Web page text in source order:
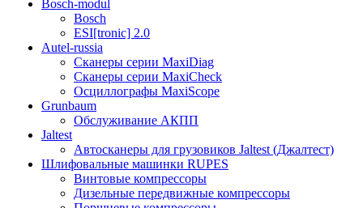
Bosch-modul
Bosch
ESI[tronic] 2.0
Autel-russia
Сканеры серии MaxiDiag
Сканеры серии MaxiCheck
Осциллографы MaxiScope
Grunbaum
Обслуживание АКПП
Jaltest
Автосканеры для грузовиков Jaltest (Джалтест)
Шлифовальные машинки RUPES
Винтовые компрессоры
Дизельные передвижные компрессоры